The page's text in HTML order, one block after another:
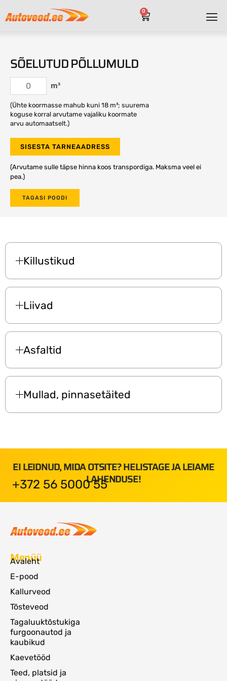
0
SÕELUTUD PÕLLUMULD
m³
(Ühte koormasse mahub kuni 18 m³; suurema
koguse korral arvutame vajaliku koormate
arvu automaatselt.)
SISESTA TARNEAADRESS
(Arvutame sulle täpse hinna koos transpordiga. Maksma veel ei
pea.)
TAGASI POODI
Killustikud
Liivad
Asfaltid
Mullad, pinnasetäited
EI LEIDNUD, MIDA OTSITE? HELISTAGE JA LEIAME
LAHENDUSE!
+372 56 5000 55
Menüü
Avaleht
E-pood
Kallurveod
Tõsteveod
Tagaluuktõstukiga
furgoonautod ja
kaubikud
Kaevetööd
Teed, platsid ja